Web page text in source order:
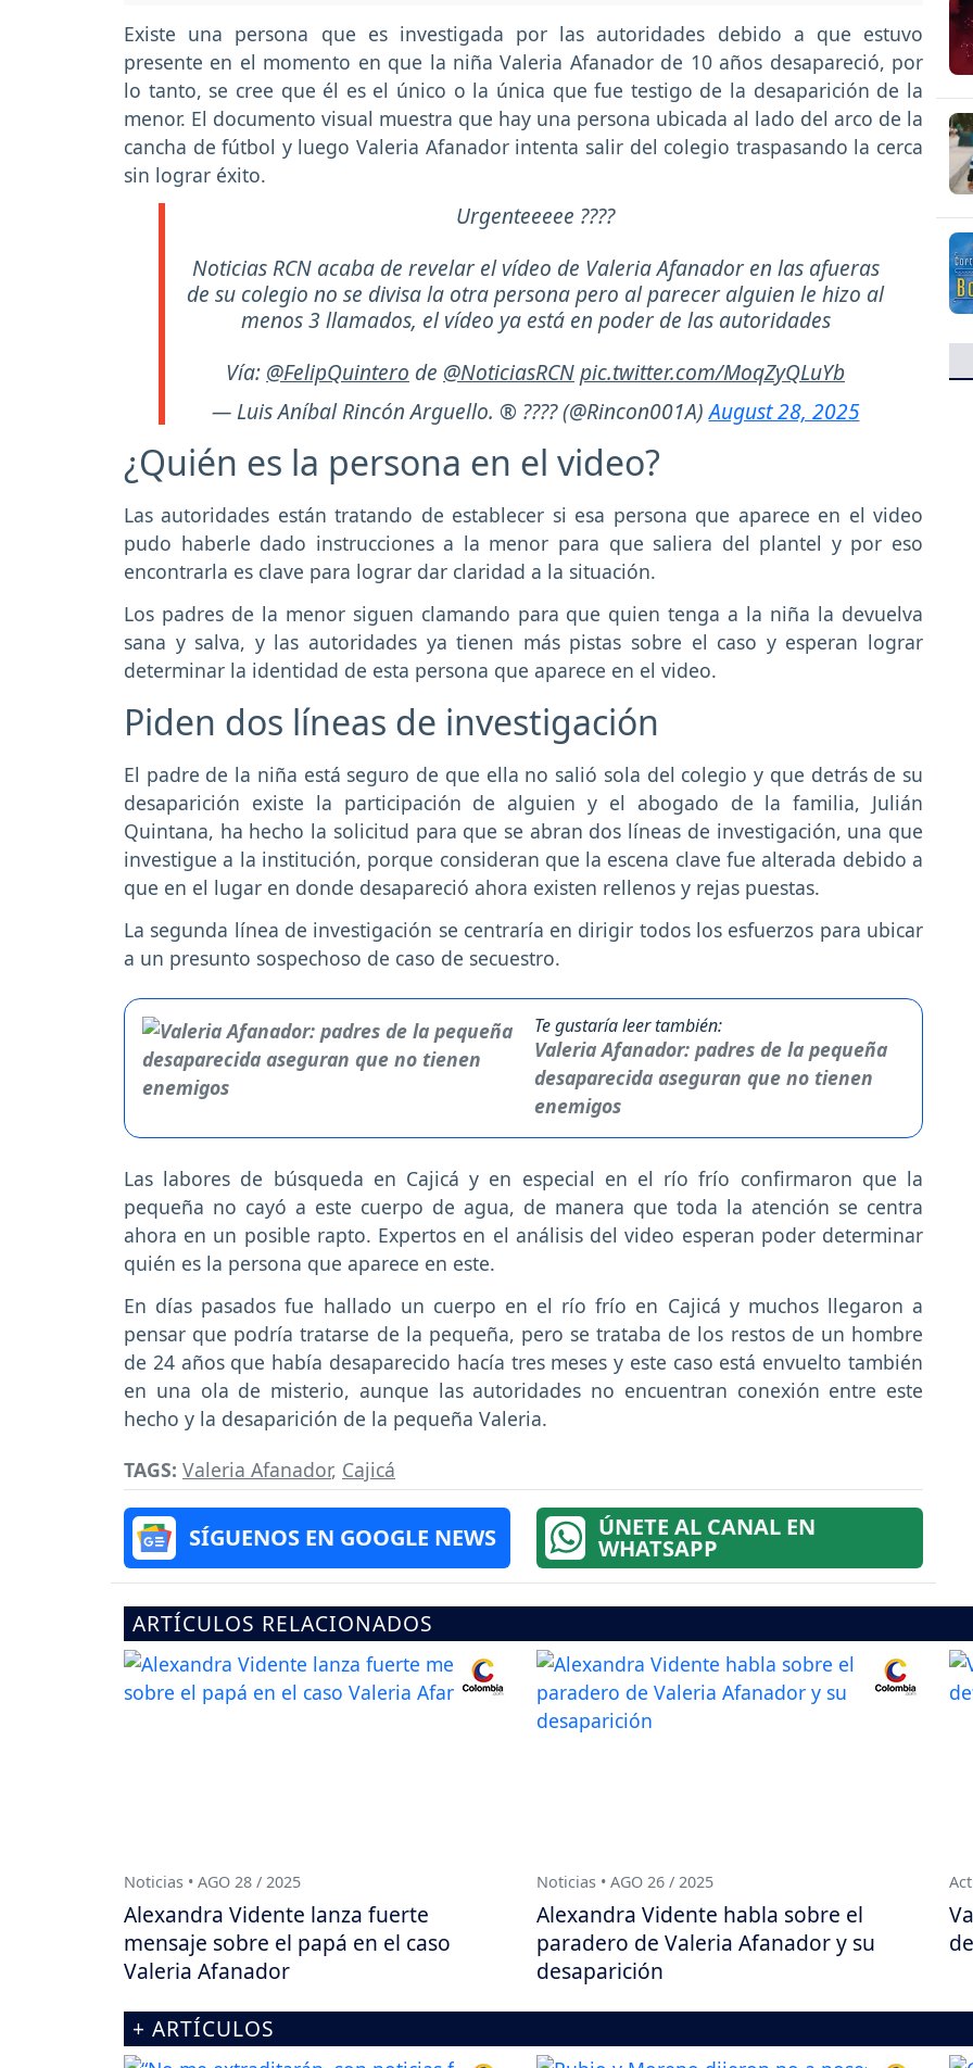
Existe una persona que es investigada por las autoridades debido a que estuvo
presente en el momento en que la niña Valeria Afanador de 10 años desapareció, por
lo tanto, se cree que él es el único o la única que fue testigo de la desaparición de la
menor. El documento visual muestra que hay una persona ubicada al lado del arco de la
cancha de fútbol y luego Valeria Afanador intenta salir del colegio traspasando la cerca
sin lograr éxito.
Urgenteeeee ????
Noticias RCN acaba de revelar el vídeo de Valeria Afanador en las afueras
de su colegio no se divisa la otra persona pero al parecer alguien le hizo al
menos 3 llamados, el vídeo ya está en poder de las autoridades
Vía: @FelipQuintero de @NoticiasRCNpic.twitter.com/MoqZyQLuYb
— Luis Aníbal Rincón Arguello. ® ???? (@Rincon001A)August 28, 2025
¿Quién es la persona en el video?
Las autoridades están tratando de establecer si esa persona que aparece en el video
pudo haberle dado instrucciones a la menor para que saliera del plantel y por eso
encontrarla es clave para lograr dar claridad a la situación.
Los padres de la menor siguen clamando para que quien tenga a la niña la devuelva
sana y salva, y las autoridades ya tienen más pistas sobre el caso y esperan lograr
determinar la identidad de esta persona que aparece en el video.
Piden dos líneas de investigación
El padre de la niña está seguro de que ella no salió sola del colegio y que detrás de su
desaparición existe la participación de alguien y el abogado de la familia, Julián
Quintana, ha hecho la solicitud para que se abran dos líneas de investigación, una que
investigue a la institución, porque consideran que la escena clave fue alterada debido a
que en el lugar en donde desapareció ahora existen rellenos y rejas puestas.
La segunda línea de investigación se centraría en dirigir todos los esfuerzos para ubicar
a un presunto sospechoso de caso de secuestro.
Te gustaría leer también:
Valeria Afanador: padres de la pequeña
desaparecida aseguran que no tienen
enemigos
Las labores de búsqueda en Cajicá y en especial en el río frío confirmaron que la
pequeña no cayó a este cuerpo de agua, de manera que toda la atención se centra
ahora en un posible rapto. Expertos en el análisis del video esperan poder determinar
quién es la persona que aparece en este.
En días pasados fue hallado un cuerpo en el río frío en Cajicá y muchos llegaron a
pensar que podría tratarse de la pequeña, pero se trataba de los restos de un hombre
de 24 años que había desaparecido hacía tres meses y este caso está envuelto también
en una ola de misterio, aunque las autoridades no encuentran conexión entre este
hecho y la desaparición de la pequeña Valeria.
TAGS: Valeria Afanador, Cajicá
SÍGUENOS EN GOOGLE NEWS ÚNETE AL CANAL EN
WHATSAPP
ARTÍCULOS RELACIONADOS
Noticias • AGO 28 / 2025
Alexandra Vidente lanza fuerte
mensaje sobre el papá en el caso
Valeria Afanador
Noticias • AGO 26 / 2025
Alexandra Vidente habla sobre el
paradero de Valeria Afanador y su
desaparición
+ ARTÍCULOS